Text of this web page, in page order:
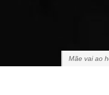
Mãe vai ao